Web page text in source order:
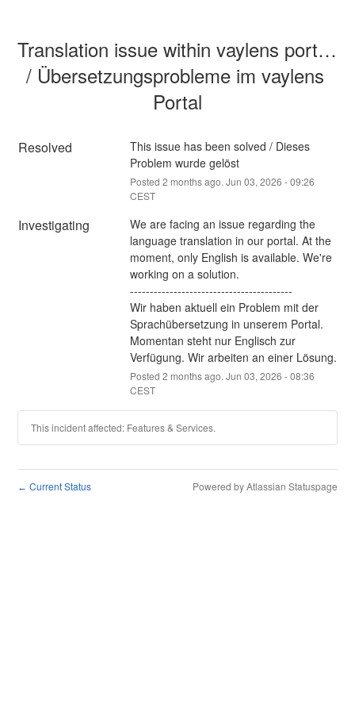
Translation issue within vaylens portal
/ Übersetzungsprobleme im vaylens
Portal
Resolved
This issue has been solved / Dieses
Problem wurde gelöst
Posted 2 months ago. Jun 03, 2026 -09:26
CEST
Investigating
We are facing an issue regarding the
language translation in our portal. At the
moment, only English is available. We're
working on a solution.
-----------------------------------------
Wir haben aktuell ein Problem mit der
Sprachübersetzung in unserem Portal.
Momentan steht nur Englisch zur
Verfügung. Wir arbeiten an einer Lösung.
Posted 2 months ago. Jun 03, 2026 -08:36
CEST
This incident affected: Features & Services.
← Current Status Powered by Atlassian Statuspage